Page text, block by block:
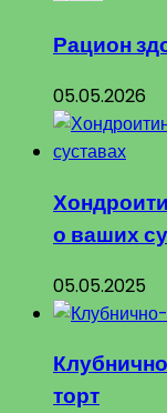
Рацион
05.05.2026
о ваших
05.05.2025
торт